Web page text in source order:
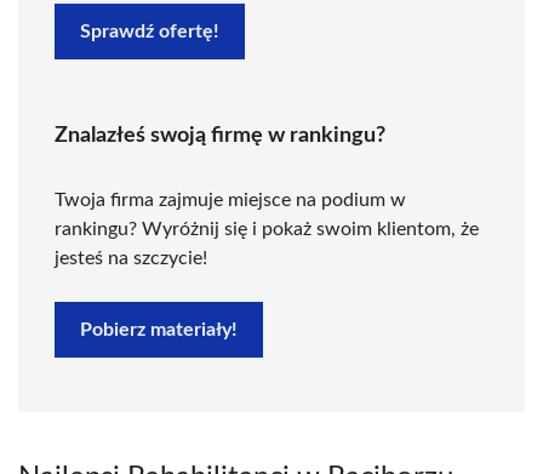
Sprawdź ofertę!
Znalazłeś swoją firmę w rankingu?
Twoja firma zajmuje miejsce na podium w
rankingu? Wyróżnij się i pokaż swoim klientom, że
jesteś na szczycie!
Pobierz materiały!